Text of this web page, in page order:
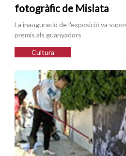
fotogràfic de Mislata
La inauguració de l'exposició va
premis als guanyadors
Cultura